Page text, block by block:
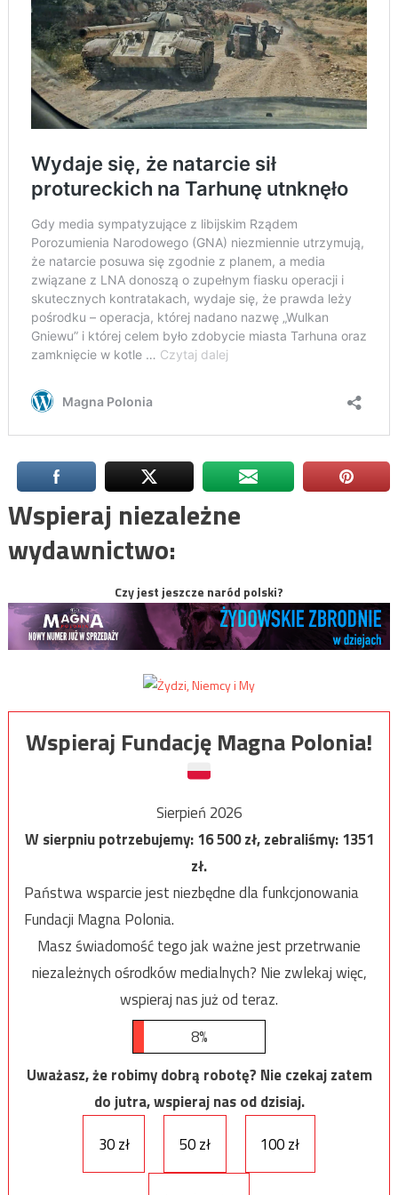
Wspieraj niezależne
wydawnictwo:
Czy jest jeszcze naród polski?
Wspieraj Fundację Magna Polonia!
Sierpień 2026
W sierpniu potrzebujemy:16 500zł, zebraliśmy:1351
zł.
Państwa wsparcie jest niezbędne dla funkcjonowania
Fundacji Magna Polonia.
Masz świadomość tego jak ważne jest przetrwanie
niezależnych ośrodków medialnych? Nie zwlekaj więc,
wspieraj nas już od teraz.
8%
Uważasz, że robimy dobrą robotę? Nie czekaj zatem
do jutra, wspieraj nas od dzisiaj.
30 zł
50 zł 100 zł